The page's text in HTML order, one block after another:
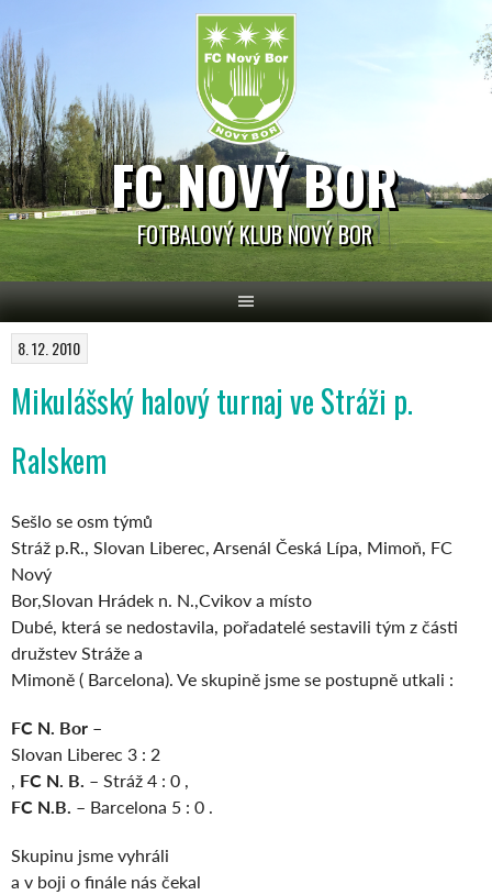
to
content
FC NOVÝ BOR
FOTBALOVÝ KLUB NOVÝ BOR
8. 12. 2010
Mikulášský halový turnaj ve Stráži p.
Ralskem
Sešlo se osm týmů
Stráž p.R., Slovan Liberec, Arsenál Česká Lípa, Mimoň, FC
Nový
Bor,Slovan Hrádek n. N.,Cvikov a místo
Dubé, která se nedostavila, pořadatelé sestavili tým z části
družstev Stráže a
Mimoně ( Barcelona). Ve skupině jsme se postupně utkali :
FC N. Bor –
Slovan Liberec 3 : 2
FC N. B. – Stráž 4 : 0 ,
FC N.B. – Barcelona 5 : 0 .
Skupinu jsme vyhráli
a v boji o finále nás čekal